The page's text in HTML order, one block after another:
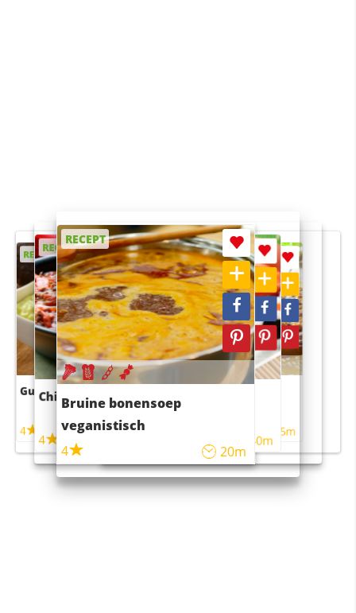
RECEPT
Guacamole
4
RECEPT
Chili con carne
4 45m
RECEPT
Bruine bonensoep
veganistisch
4
20m
RECEPT
Sushi rijstsalade
maaltijdsalade
40m
RECEPT
4 55m